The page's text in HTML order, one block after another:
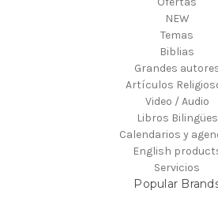
NEW
Temas
Biblias
Grandes
Artículos
Video / Audio
Libros Bilingües
Calendarios y
English
Servicios
Popular